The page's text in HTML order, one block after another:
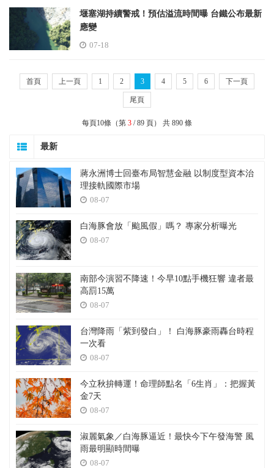
堰塞湖持續警戒！預估溢流時間曝 台鐵公布最新
應變
07-18
首頁 上一頁 1 2 3 4 5 6 下一頁
尾頁
每頁10條（第 3 / 89 頁） 共 890 條
最新
蔣永洲博士回臺布局智慧金融 以制度型資本治
理接軌國際市場
08-07
白海豚會放「颱風假」嗎？ 專家分析曝光
08-07
南部今演習不降速！今早10點手機狂響 違者最
高罰15萬
08-07
台灣降雨「紫到發白」！ 白海豚豪雨轟台時程
一次看
08-07
今立秋拚轉運！命理師點名「6生肖」：把握黃
金7天
08-07
淑麗氣象／白海豚逼近！最快今下午發海警 風
雨最明顯時間曝
08-07